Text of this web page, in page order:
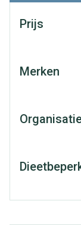
Prijs
Merken